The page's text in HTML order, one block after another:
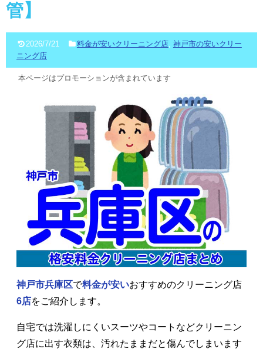
管】
2026/7/21 料金が安いクリーニング店, 神戸市の安いクリー
ニング店
本ページはプロモーションが含まれています
神戸市兵庫区で料金が安いおすすめのクリーニング店
6店をご紹介します。
自宅では洗濯しにくいスーツやコートなどクリーニン
グ店に出す衣類は、汚れたままだと傷んでしまいます